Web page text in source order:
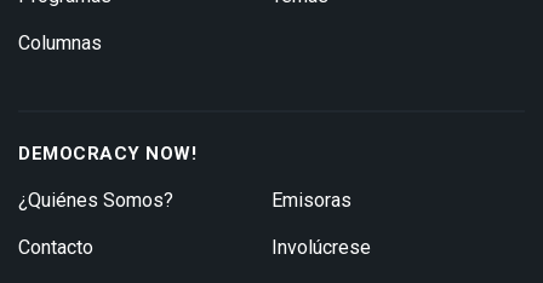
Columnas
DEMOCRACY NOW!
¿Quiénes Somos?
Contacto
Emisoras
Involúcrese